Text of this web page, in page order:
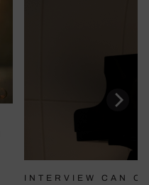
INTERVIEW CAN